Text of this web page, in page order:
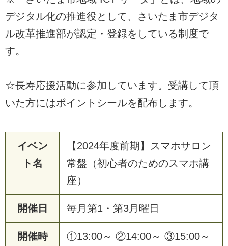
デジタル化の推進役として、さいたま市デジタ
ル改革推進部が認定・登録をしている制度で
す。
☆長寿応援活動に参加しています。受講して頂
いた方にはポイントシールを配布します。
イベン
ト名
【2024年度前期】スマホサロン
常盤（初心者のためのスマホ講
座）
開催日 毎月第1・第3月曜日
開催時
①13:00～ ②14:00～ ③15:00～